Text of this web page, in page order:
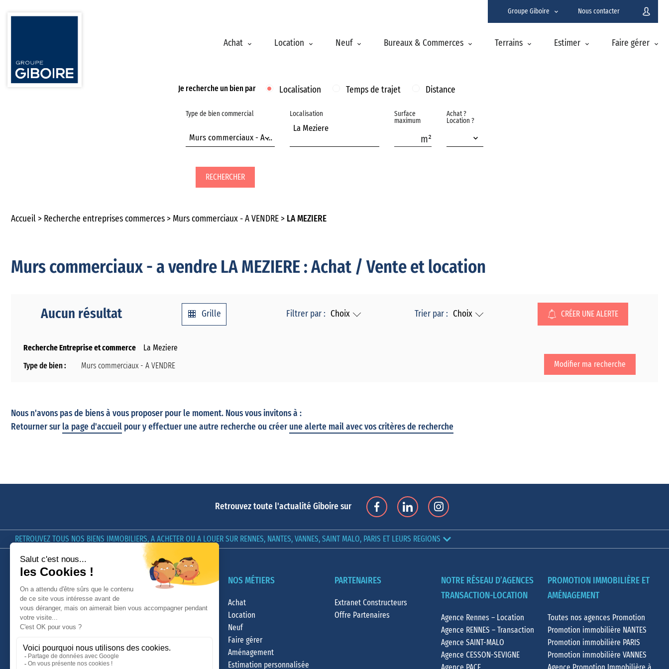
Achat Location Neuf Bureaux & Commerces Terrains Estimer Faire gérer
Groupe Giboire Nous contacter
Je recherche un bien par Localisation Temps de trajet Distance
Type de bien commercial
Murs commerciaux - A VENDRE
Localisation
La Meziere
Surface
maximum
Achat ?
Location ?
RECHERCHER
Accueil Recherche entreprises commerces Murs commerciaux - A VENDRE LA MEZIERE
Murs commerciaux - a vendre LA MEZIERE : Achat / Vente et location
Aucun résultat Grille Filtrer par : Choix Trier par : Choix CRÉER UNE ALERTE
Recherche Entreprise et commerce La Meziere
Type de bien : Murs commerciaux - A VENDRE Modifier ma recherche
Nous n'avons pas de biens à vous proposer pour le moment. Nous vous invitons à :
Retourner sur la page d'accueil pour y effectuer une autre recherche ou créer une alerte mail avec vos critères de recherche
Retrouvez toute l'actualité Giboire sur
RETROUVEZ TOUS NOS BIENS IMMOBILIERS, A ACHETER OU A LOUER SUR RENNES, NANTES, VANNES, SAINT MALO, PARIS ET LEURS REGIONS
Nos offres d'emploi
Qui sommes-nous ?
Nous contacter
GIBOIRE & VOUS
Groupe Giboire
MyGiboire
NOS MÉTIERS
Achat
Location
Neuf
Faire gérer
Aménagement
Estimation personnalisée
PARTENAIRES
Extranet Constructeurs
Offre Partenaires
NOTRE RÉSEAU D’AGENCES
TRANSACTION-LOCATION
Agence Rennes – Location
Agence RENNES – Transaction
Agence SAINT-MALO
Agence CESSON-SEVIGNE
PROMOTION IMMOBILIÈRE ET
AMÉNAGEMENT
Toutes nos agences Promotion
Promotion immobilière NANTES
Promotion immobilière PARIS
Promotion immobilière VANNES